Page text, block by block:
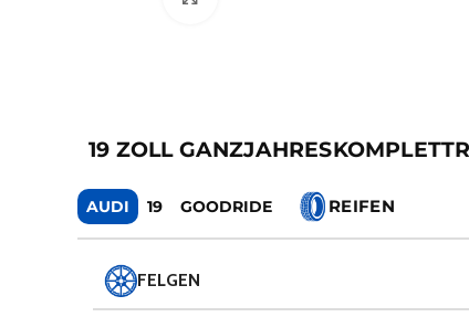
19 ZOLL
AUDI 19 GOODRIDE REIFEN
FELGEN